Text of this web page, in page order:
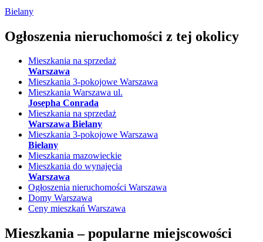
Bielany
Ogłoszenia nieruchomości z tej okolicy
Mieszkania na sprzedaż
Warszawa
Mieszkania 3-pokojowe Warszawa
Mieszkania Warszawa ul.
Josepha Conrada
Mieszkania na sprzedaż
Warszawa Bielany
Mieszkania 3-pokojowe Warszawa
Bielany
Mieszkania mazowieckie
Mieszkania do wynajęcia
Warszawa
Ogłoszenia nieruchomości Warszawa
Domy Warszawa
Ceny mieszkań Warszawa
Mieszkania –popularne miejscowości